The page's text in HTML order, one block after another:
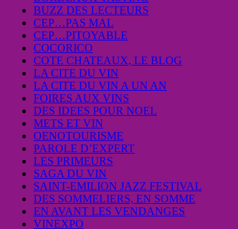
BUZZ DES LECTEURS
CEP…PAS MAL
CEP…PITOYABLE
COCORICO
COTE CHATEAUX, LE BLOG
LA CITE DU VIN
LA CITE DU VIN A UN AN
FOIRES AUX VINS
DES IDEES POUR NOEL
METS ET VIN
OENOTOURISME
PAROLE D’EXPERT
LES PRIMEURS
SAGA DU VIN
SAINT-EMILION JAZZ FESTIVAL
DES SOMMELIERS, EN SOMME
EN AVANT LES VENDANGES
VINEXPO